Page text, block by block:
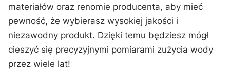
materiałów oraz renomie producenta, aby mieć
pewność, że wybierasz wysokiej jakości‌ i
niezawodny produkt. ⁢Dzięki temu będziesz mógł⁢
cieszyć się precyzyjnymi pomiarami zużycia wody
przez wiele lat!